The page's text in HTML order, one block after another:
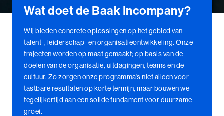
De Informele Leider (BaakBoost)
De Zelfbewuste Leider
Effectieve Persoonlijke Communicatie
Effectieve Persoonlijke Communicatie (BaakBoost)
Wat doet de Baak Incompany?
Wij bieden concrete oplossingen op het gebied van
talent-, leiderschap- en organisatieontwikkeling. Onze
trajecten worden op maat gemaakt; op basis van de
doelen van de organisatie, uitdagingen, teams en de
cultuur. Zo zorgen onze programma’s niet alleen voor
tastbare resultaten op korte termijn, maar bouwen we
tegelijkertijd aan een solide fundament voor duurzame
groei.